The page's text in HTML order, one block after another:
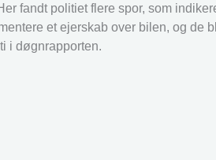
fandt politiet flere spor, som
et ejerskab over bilen, og de
i døgnrapporten.